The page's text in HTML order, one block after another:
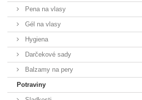
Pena na vlasy
Gél na vlasy
Hygiena
Darčekové sady
Balzamy na pery
Potraviny